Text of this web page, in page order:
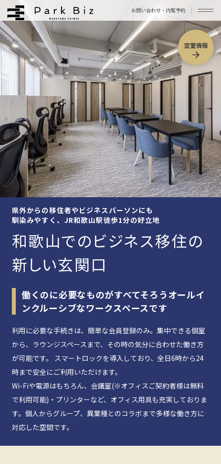
お問い合わせ・内覧予約
拠点について
よくあるご質問
アクセス
お問い合わせ
プライバシーポリシー利用規約運営会社
©︎ Park Biz WAKAYAMA-EKIMAE / Photo by 今西浩文
県外からの移住者やビジネスパーソンにも
馴染みやすく、JR和歌山駅徒歩1分の好立地
和歌山でのビジネス移住の
新しい玄関口
働くのに必要なものがすべてそろうオールイ
ンクルーシブなワークスペースです
利用に必要な手続きは、簡単な会員登録のみ。集中できる個室
から、ラウンジスペースまで、その時の気分に合わせた働き方
が可能です。 スマートロックを導入しており、全日6時から24
時まで安全にご利用いただけます。
Wi-Fiや電源はもちろん、会議室(※オフィスご契約者様は無料
で利用可能)・プリンターなど、オフィス用具も充実しておりま
す。個人からグループ、異業種とのコラボまで多様な働き方に
対応した空間です。
空室情報